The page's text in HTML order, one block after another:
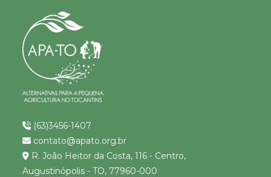
(63)3456-1407
contato@apato.org.br
R. João Heitor da Costa, 116 - Centro,
Augustinópolis - TO, 77960-000